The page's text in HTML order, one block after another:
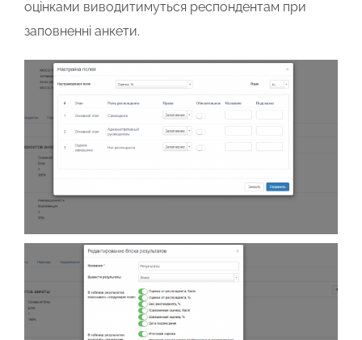
оцінками виводитимуться респондентам при
заповненні анкети.